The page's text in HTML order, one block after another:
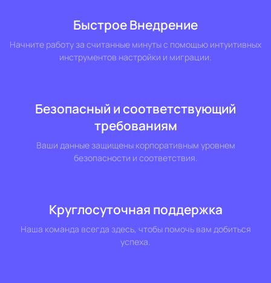
Быстрое Внедрение
Начните работу за считанные минуты с помощью интуитивных
инструментов настройки и миграции.
Безопасный и соответствующий
требованиям
Ваши данные защищены корпоративным уровнем
безопасности и соответствия.
Круглосуточная поддержка
Наша команда всегда здесь, чтобы помочь вам добиться
успеха.